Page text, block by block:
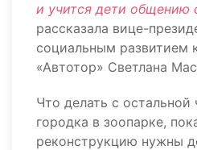
и учится дети общению
рассказала вице-
социальным развитием
«Автотор» Светлана
Что делать с остальной
городка в зоопарке,
реконструкцию нужны